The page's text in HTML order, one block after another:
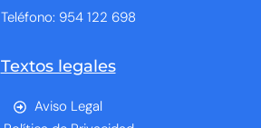
Teléfono: 954 122 698
Textos legales
Aviso Legal